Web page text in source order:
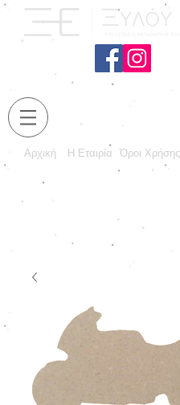
Αρχική Η Εταιρία Όροι Χρήσης